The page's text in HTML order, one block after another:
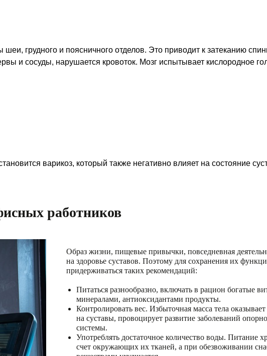
грудного и поясничного отделов. Это приводит к затеканию
и сосуды, нарушается кровоток. Мозг испытывает кислородное
варикоз, который также негативно влияет на состояние
работников
Образ жизни, пищевые привычки, повседневная
на здоровье суставов. Поэтому для сохранения их
придерживаться таких рекомендаций:
Питаться разнообразно, включать в рацион богатые
минералами, антиоксидантами продукты.
Контролировать вес. Избыточная масса тела
на суставы, провоцирует развитие заболеваний
системы.
Употреблять достаточное количество воды. Питание
счет окружающих их тканей, а при обезвоживании